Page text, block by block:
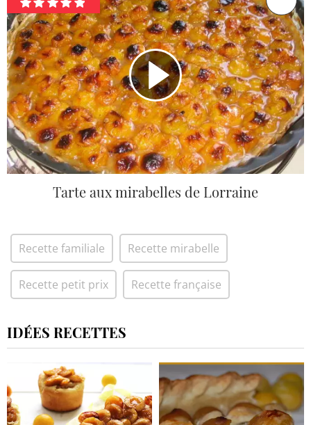
Tarte aux mirabelles de Lorraine
Recette familiale Recette mirabelle
Recette petit prix Recette française
IDÉES RECETTES